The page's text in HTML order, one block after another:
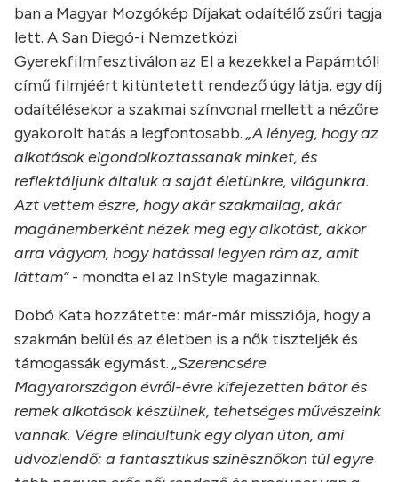
ban a Magyar Mozgókép Díjakat odaítélő zsűri tagja
lett. A San Diegó-i Nemzetközi
Gyerekfilmfesztiválon az El a kezekkel a Papámtól!
című filmjéért kitüntetett rendező úgy látja, egy díj
odaítélésekor a szakmai színvonal mellett a nézőre
gyakorolt hatás a legfontosabb. „A lényeg, hogy az
alkotások elgondolkoztassanak minket, és
reflektáljunk általuk a saját életünkre, világunkra.
Azt vettem észre, hogy akár szakmailag, akár
magánemberként nézek meg egy alkotást, akkor
arra vágyom, hogy hatással legyen rám az, amit
láttam”- mondta el az InStyle magazinnak.
Dobó Kata hozzátette: már-már missziója, hogy a
szakmán belül és az életben is a nők tiszteljék és
támogassák egymást. „Szerencsére
Magyarországon évről-évre kifejezetten bátor és
remek alkotások készülnek, tehetséges művészeink
vannak. Végre elindultunk egy olyan úton, ami
üdvözlendő: a fantasztikus színésznőkön túl egyre